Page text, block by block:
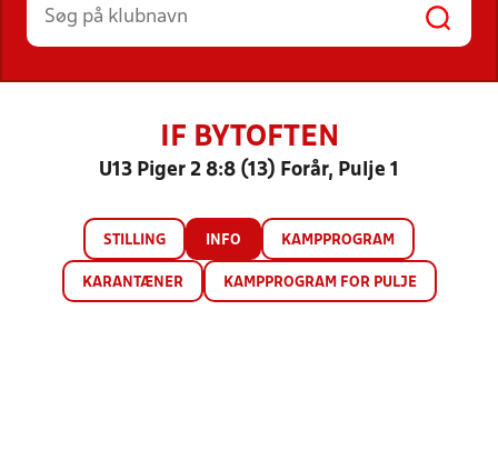
IF BYTOFTEN
U13 Piger 2 8:8 (13) Forår, Pulje 1
STILLING INFO KAMPPROGRAM
KARANTÆNER KAMPPROGRAM FOR PULJE